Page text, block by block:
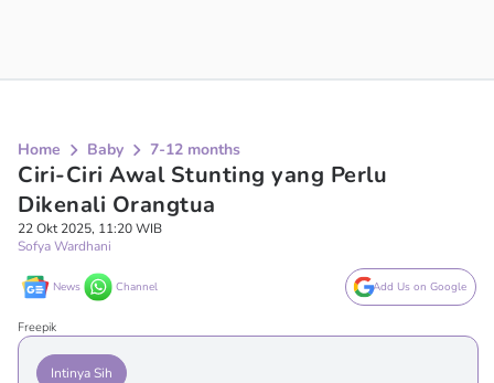
Home Baby 7-12 months
Ciri-Ciri Awal Stunting yang Perlu
Dikenali Orangtua
22 Okt 2025, 11:20 WIB
Sofya Wardhani
News Channel Add Us on Google
Freepik
Intinya Sih